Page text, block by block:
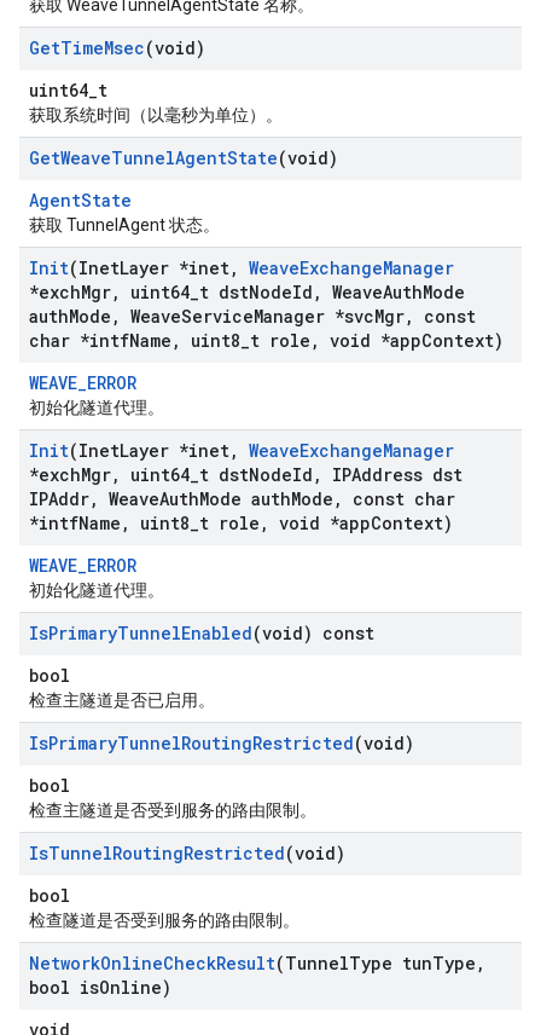
获取 WeaveTunnelAgentState 名称。
GetTimeMsec(void)
uint64_t
获取系统时间（以毫秒为单位）。
GetWeaveTunnelAgentState(void)
AgentState
获取 TunnelAgent 状态。
Init(InetLayer *inet, WeaveExchangeManager
*exchMgr, uint64 t dstNodeId , WeaveAuthMode
authMode , WeaveServiceManager *svcMgr,
const
char *intfName , uint8 t role , void *appContext)
WEAVE_ERROR
初始化隧道代理。
Init(InetLayer *inet, WeaveExchangeManager
*exchMgr, uint64 t dstNodeId ,
IPAddress dst
IPAddr, WeaveAuthMode authMode ,
const char
*intfName , uint8 t role , void *appContext)
WEAVE_ERROR
初始化隧道代理。
IsPrimaryTunnelEnabled(void) const
bool
检查主隧道是否已启用。
IsPrimaryTunnelRoutingRestricted(void)
bool
检查主隧道是否受到服务的路由限制。
IsTunnelRoutingRestricted(void)
bool
检查隧道是否受到服务的路由限制。
NetworkOnlineCheckResult(TunnelType tunType ,
bool isOnline)
void